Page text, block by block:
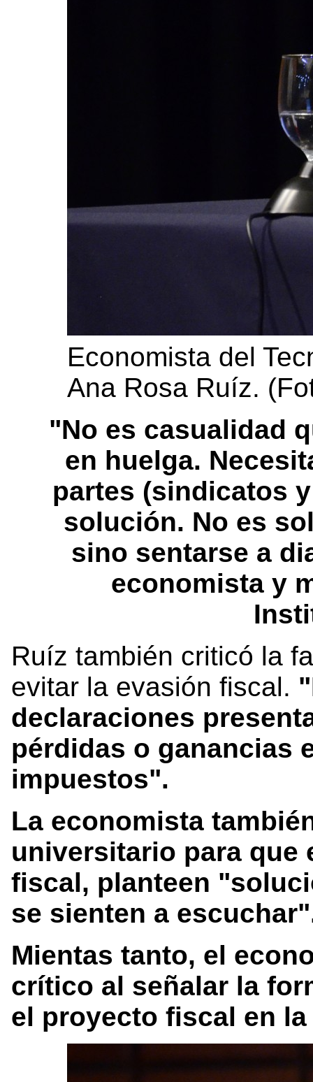
Economista del
Ana Rosa Ruíz.
"No es casualidad
en huelga.
partes (sindicatos
solución. No es
sino sentarse a
economista y
Ruíz también criticó la
evitar la evasión fiscal.
declaraciones
pérdidas o ganancias
impuestos".
La economista
universitario para que
fiscal, planteen
se sienten a
Mientas tanto, el
crítico al señalar la
el proyecto fiscal en